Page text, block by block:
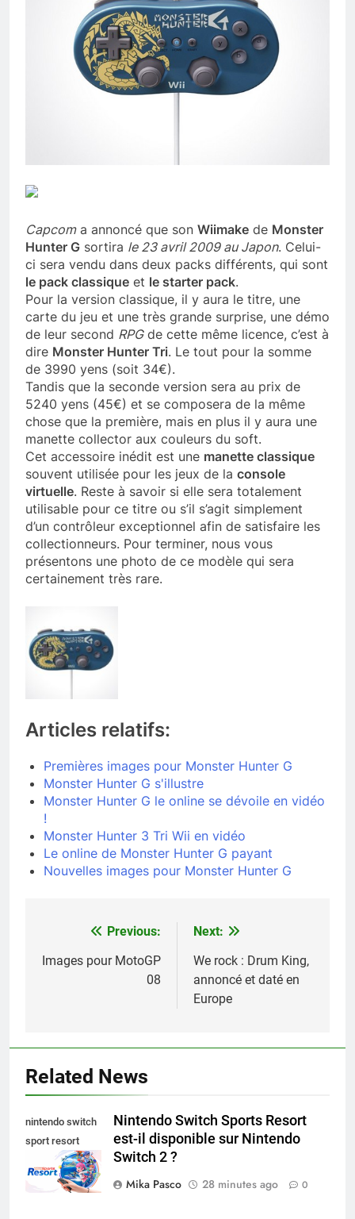
Capcoma annoncé que son Wiimake de Monster
Hunter G sortira le 23 avril 2009 au Japon. Celui-
ci sera vendu dans deux packs différents, qui sont
le pack classique et le starter pack.
Pour la version classique, il y aura le titre, une
carte du jeu et une très grande surprise, une démo
de leur second RPGde cette même licence, c’est à
dire Monster Hunter Tri. Le tout pour la somme
de 3990 yens (soit 34€).
Tandis que la seconde version sera au prix de
5240 yens (45€) et se composera de la même
chose que la première, mais en plus il y aura une
manette collector aux couleurs du soft.
Cet accessoire inédit est une manette classique
souvent utilisée pour les jeux de la console
virtuelle. Reste à savoir si elle sera totalement
utilisable pour ce titre ou s’il s’agit simplement
d’un contrôleur exceptionnel afin de satisfaire les
collectionneurs. Pour terminer, nous vous
présentons une photo de ce modèle qui sera
certainement très rare.
Articles relatifs:
Premières images pour Monster Hunter G
Monster Hunter G s'illustre
Monster Hunter G le online se dévoile en vidéo
!
Monster Hunter 3 Tri Wii en vidéo
Le online de Monster Hunter G payant
Nouvelles images pour Monster Hunter G
Navigation
de
Previous:
Images pour MotoGP
08
Next:
We rock : Drum King,
annoncé et daté en
Europe
Related News
nintendo switch
sport resort
nintendo switch
Nintendo Switch Sports Resort
est-il disponible sur Nintendo
Switch 2 ?
Mika Pasco
28 minutes ago 0